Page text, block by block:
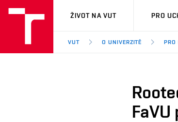
VUT
ŽIVOT NA VUT PRO
VUT O UNIVERZITĚ PRO